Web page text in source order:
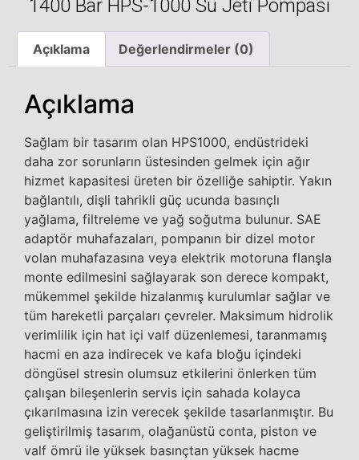
1400 Bar HPS-1000 Su Jeti Pompası
Açıklama Değerlendirmeler (0)
Açıklama
Sağlam bir tasarım olan HPS1000, endüstrideki
daha zor sorunların üstesinden gelmek için ağır
hizmet kapasitesi üreten bir özelliğe sahiptir. Yakın
bağlantılı, dişli tahrikli güç ucunda basınçlı
yağlama, filtreleme ve yağ soğutma bulunur. SAE
adaptör muhafazaları, pompanın bir dizel motor
volan muhafazasına veya elektrik motoruna flanşla
monte edilmesini sağlayarak son derece kompakt,
mükemmel şekilde hizalanmış kurulumlar sağlar ve
tüm hareketli parçaları çevreler. Maksimum hidrolik
verimlilik için hat içi valf düzenlemesi, taranmamış
hacmi en aza indirecek ve kafa bloğu içindeki
döngüsel stresin olumsuz etkilerini önlerken tüm
çalışan bileşenlerin servis için sahada kolayca
çıkarılmasına izin verecek şekilde tasarlanmıştır. Bu
geliştirilmiş tasarım, olağanüstü conta, piston ve
valf ömrü ile yüksek basınçtan yüksek hacme